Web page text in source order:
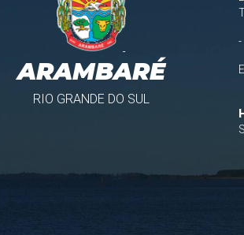
ARAMBARÉ
RIO GRANDE DO SUL